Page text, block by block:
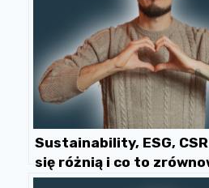
Sustainability, ESG, CSR
się różnią i co to
rozwój?